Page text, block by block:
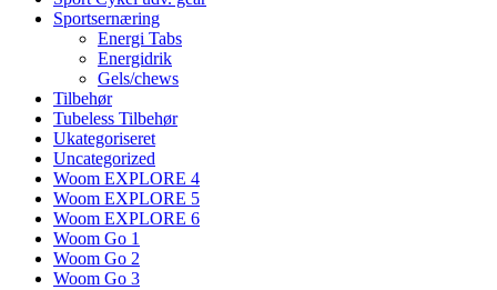
Sportsernæring
Energi Tabs
Energidrik
Gels/chews
Tilbehør
Tubeless Tilbehør
Ukategoriseret
Uncategorized
Woom EXPLORE 4
Woom EXPLORE 5
Woom EXPLORE 6
Woom Go 1
Woom Go 2
Woom Go 3